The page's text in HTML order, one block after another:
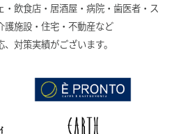
飲食店・居酒屋・病院・歯医者・ス
護施設・住宅・不動産など
対策実績がございます。